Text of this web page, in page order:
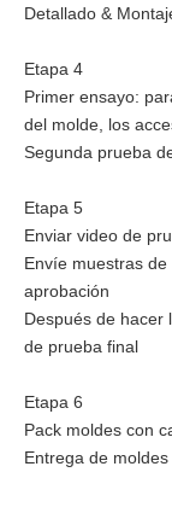
Detallado &
Etapa 4
Primer ensayo:
del molde, los
Segunda prueba
Etapa 5
Enviar video de
Envíe muestras
aprobación
Después de hacer
de prueba final
Etapa 6
Pack moldes con
Entrega de